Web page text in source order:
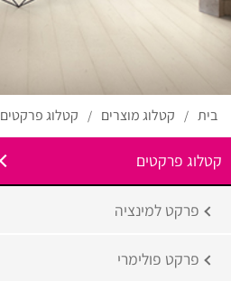
בית / קטלוג מוצרים / קטלוג פרקטים
קטלוג פרקטים
פרקט למינציה
פרקט פולימרי